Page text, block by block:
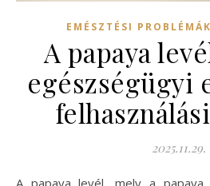
EMÉSZTÉSI PROBLÉMÁK
A papaya
egészségügyi
2025.11.29.
A papaya levél, mely a papaya gyümölcsének szerves